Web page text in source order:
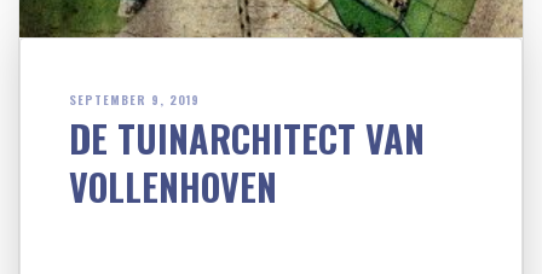
SEPTEMBER 9, 2019
DE TUINARCHITECT VAN
VOLLENHOVEN